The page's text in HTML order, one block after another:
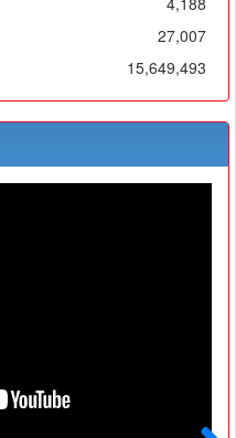
27,007
15,649,493